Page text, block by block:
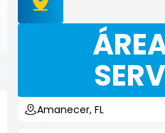
Amanecer, FL